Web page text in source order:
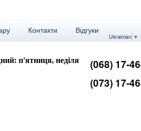
Контакти Відгуки
Ukrainian ▼
п'ятниця, неділя (068) 17-
(073) 17-